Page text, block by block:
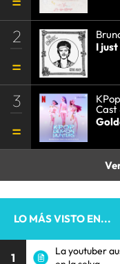
2
I
3
Cast
LO MÁS VISTO EN...
1
La youtuber